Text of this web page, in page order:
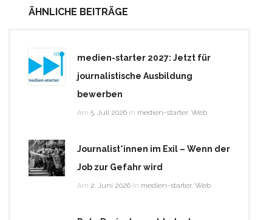
ÄHNLICHE BEITRÄGE
medien-starter 2027: Jetzt für
journalistische Ausbildung
bewerben
Am 5. Juli 2026 in medien-starter, Web
Journalist*innen im Exil – Wenn der
Job zur Gefahr wird
Am 2. Juni 2026 in medien-starter, Web